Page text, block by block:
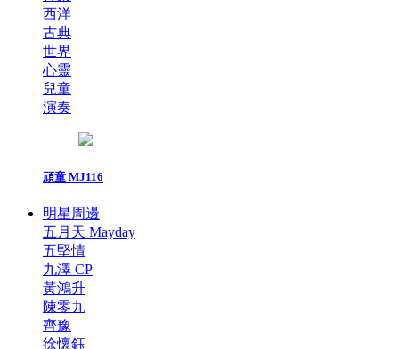
西洋
古典
世界
心靈
兒童
演奏
頑童 MJ116
明星周邊
五月天 Mayday
五堅情
九澤 CP
黃鴻升
陳零九
齊豫
徐懷鈺